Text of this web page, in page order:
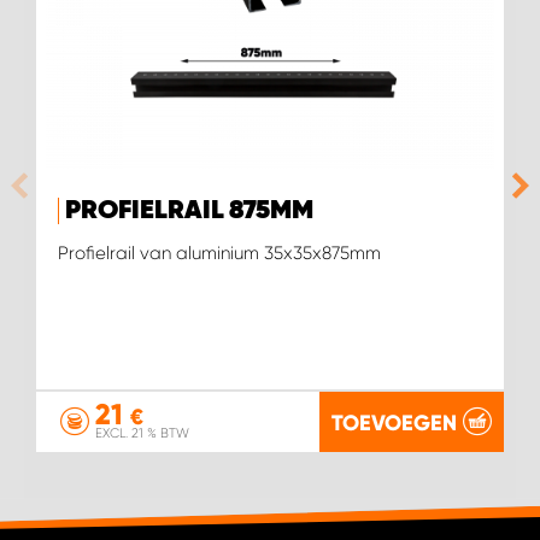
PROFIELRAIL 875MM
Profielrail van aluminium 35x35x875mm
21 €
EXCL. 21 % BTW TOEVOEGEN
WORK SYSTEM SIMPELVELD
WORK SYSTEM WILLEMSTAD
WORK SYSTEM ZIERIKZEE